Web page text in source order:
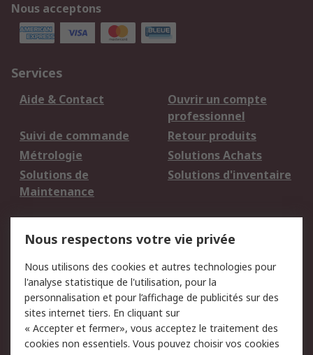
Nous acceptons
Services
Aide & Contact
Ouvrir un compte
professionnel
Suivi de commande
Retour produits
Métrologie
Solutions Achats
Solutions de
Maintenance
Solutions d'inventaire
du site
Politique de protection
des données - Mise à
jour
Sécurité des E-mails
Conditions générales
Politique anti-
Nous respectons votre vie privée
Nous utilisons des cookies et autres technologies pour
l'analyse statistique de l'utilisation, pour la
personnalisation et pour l’affichage de publicités sur des
sites internet tiers. En cliquant sur
« Accepter et fermer», vous acceptez le traitement des
cookies non essentiels. Vous pouvez choisir vos cookies